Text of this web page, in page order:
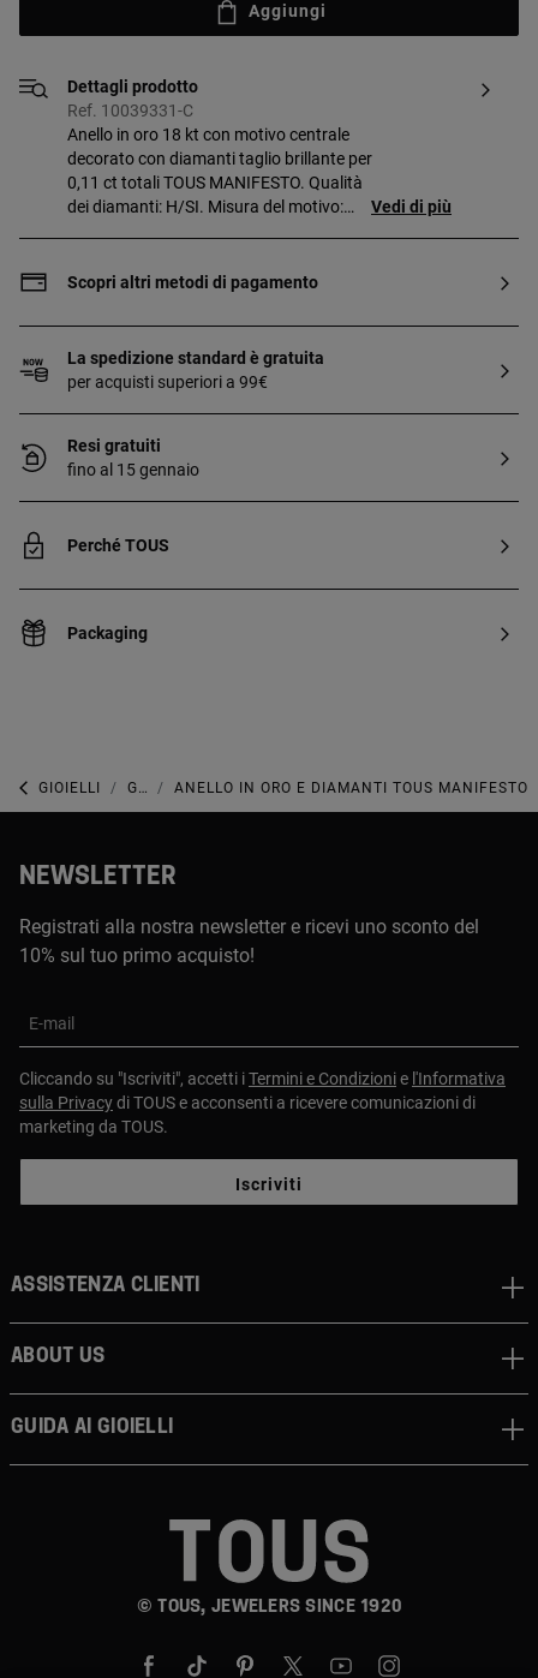
Aggiungi
Dettagli prodotto
Ref. 10039331-C
Anello in oro 18 kt con motivo centrale
decorato con diamanti taglio brillante per
0,11 ct totali TOUS MANIFESTO. Qualità
dei diamanti: H/SI. Misura del motivo:
Vedi di più
Scopri altri metodi di pagamento
La spedizione standard è gratuita
per acquisti superiori a 99€
Resi gratuiti
fino al 15 gennaio
Perché TOUS
Packaging
GIOIELLI GIOIELLI CON DIAMANTI ANELLO IN ORO E DIAMANTI TOUS MANIFESTO
NEWSLETTER
Registrati alla nostra newsletter e ricevi uno sconto del
10% sul tuo primo acquisto!
E-mail
Cliccando su "Iscriviti", accetti iTermini e Condizionie l'Informativa
sulla Privacydi TOUS e acconsenti a ricevere comunicazioni di
marketing da TOUS.
Iscriviti
© TOUS, JEWELERS SINCE 1920
Assistenza clienti
About us
Guida ai gioielli